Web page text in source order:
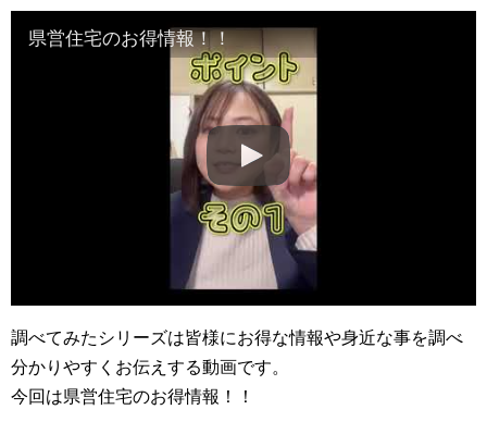
県営住宅のお得情報！！
調べてみたシリーズは皆様にお得な情報や身近な事を調べ
分かりやすくお伝えする動画です。
今回は県営住宅のお得情報！！